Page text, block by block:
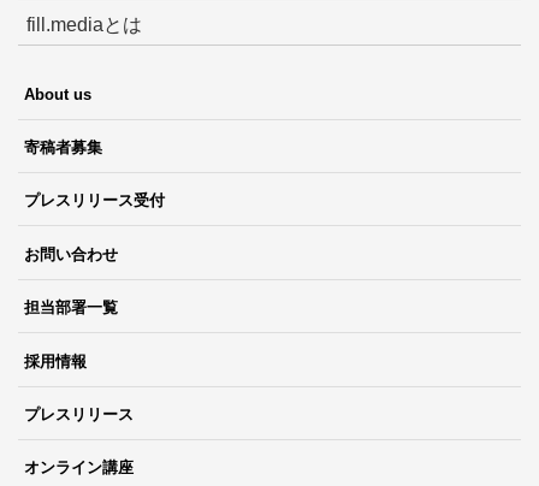
fill.mediaとは
About us
寄稿者募集
プレスリリース受付
お問い合わせ
担当部署一覧
採用情報
プレスリリース
オンライン講座